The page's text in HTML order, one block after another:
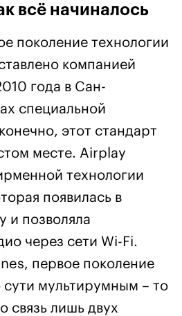
всё начиналось
поколение технологии
компанией
года в Сан-
специальной
этот стандарт
месте. Airplay
технологии
появилась в
и позволяла
через сети Wi-Fi.
первое поколение
мультирумным – то
связь лишь двух